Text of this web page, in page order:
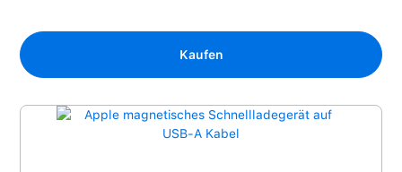
Kaufen